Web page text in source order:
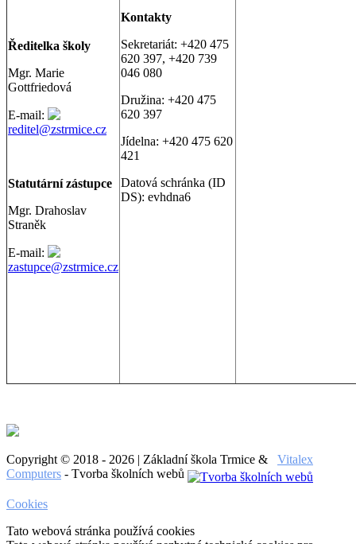
Ředitelka školy
Mgr. Marie
Gottfriedová
E-mail:
reditel@zstrmice.cz
Statutární zástupce
Mgr. Drahoslav
Straněk
E-mail:
zastupce@zstrmice.cz
Kontakty
Sekretariát: +420 475
620 397, +420 739
046 080
Družina: +420 475
620 397
Jídelna: +420 475 620
421
Datová schránka (ID
DS): evhdna6
Copyright © 2018 - 2026 | Základní škola Trmice & Vitalex
Computers - Tvorba školních webů
Cookies
Tato webová stránka používá cookies